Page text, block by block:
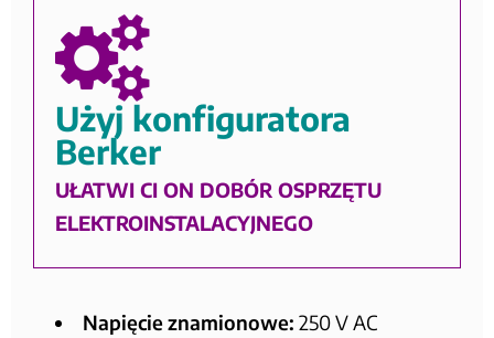
Użyj konfiguratora
Berker
UŁATWI CI ON DOBÓR OSPRZĘTU
ELEKTROINSTALACYJNEGO
Napięcie znamionowe: 250 V AC